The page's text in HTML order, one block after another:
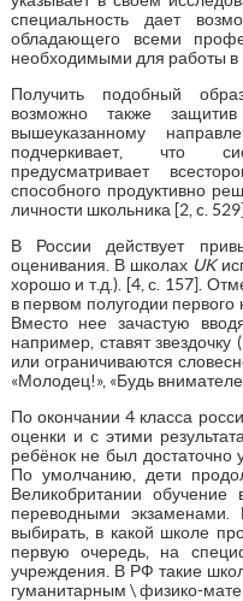
специальность дает
обладающего всеми
необходимыми для работы в
Получить подобный
возможно также
вышеуказанному
подчеркивает, что
предусматривает
способного продуктивно
личности школьника [2, c. 529].
В России действует
оценивания. В школах UK
хорошо и т.д.). [4, с. 157].
в первом полугодии первого
Вместо нее зачастую
например, ставят звездочку
или ограничиваются
«Молодец!», «Будь
По окончании 4 класса
оценки и с этими
ребёнок не был достаточно
По умолчанию, дети
Великобритании обучение
переводными
выбирать, в какой школе
первую очередь, на
учреждения. В РФ такие
гуманитарным \ физико-